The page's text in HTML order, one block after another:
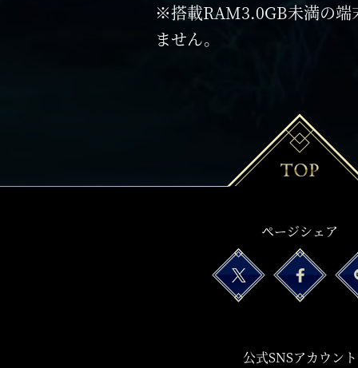
※搭載RAM3.0GB未満の端
ません。
ページシェア
公式SNSアカウント